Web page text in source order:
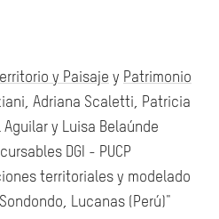
Territorio y Paisaje y Patrimonio
Adriana Scaletti, Patricia
y Luisa Belaúnde
DGI - PUCP
territoriales y modelado
Lucanas (Perú)"